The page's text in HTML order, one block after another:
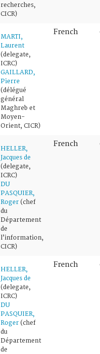
recherches,
CICR)
MARTI,
Laurent
(delegate,
ICRC)
GAILLARD,
Pierre
(délégué
général
Maghreb et
Moyen-
Orient, CICR)
French
HELLER,
Jacques de
(delegate,
ICRC)
DU
PASQUIER,
Roger (chef
du
Département
de
l’information,
CICR)
French
HELLER,
Jacques de
(delegate,
ICRC)
DU
PASQUIER,
Roger (chef
du
Département
de
French